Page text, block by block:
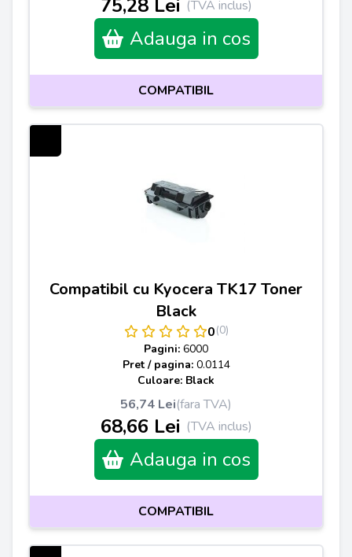
75,28 Lei (TVA inclus)
Adauga in cos
COMPATIBIL
Compatibil cu Kyocera TK17 Toner
Black
0(0)
Pagini: 6000
Pret / pagina: 0.0114
Culoare: Black
56,74 Lei(fara TVA)
68,66 Lei (TVA inclus)
Adauga in cos
COMPATIBIL